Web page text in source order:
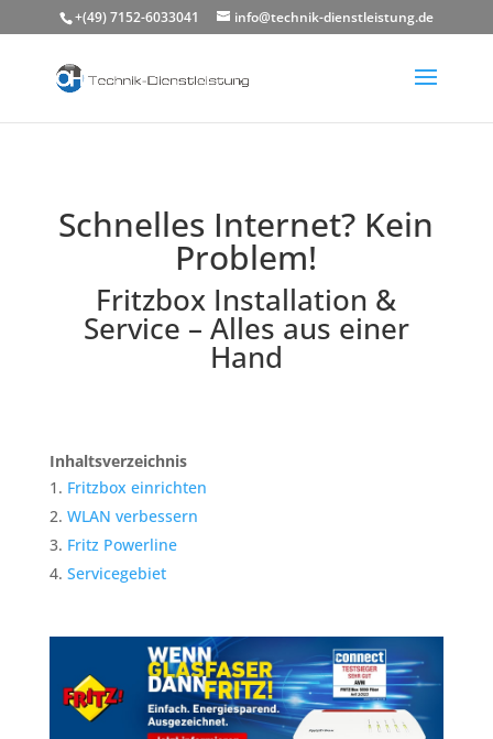
+(49) 7152-6033041 info@technik-dienstleistung.de
Schnelles Internet? Kein
Problem!
Fritzbox Installation &
Service – Alles aus einer
Hand
Inhaltsverzeichnis
Fritzbox einrichten
WLAN verbessern
Fritz Powerline
Servicegebiet